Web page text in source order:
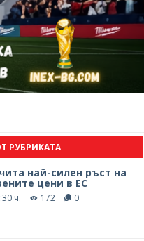
РУБРИКАТА
най-силен ръст на
цени в ЕС
ч. 172 0